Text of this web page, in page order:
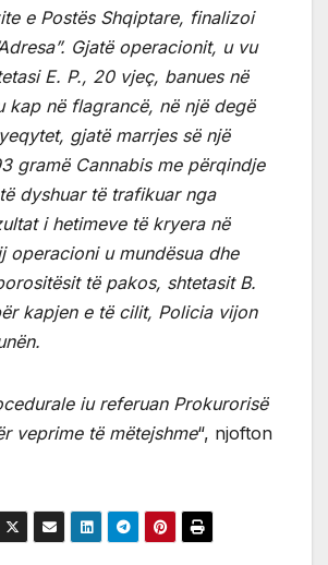
e Postës Shqiptare, finalizoi
Gjatë operacionit, u vu
E. P., 20 vjeç, banues në
kap në flagrancë, në një degë
gjatë marrjes së një
gramë Cannabis me përqindje
dyshuar të trafikuar nga
i hetimeve të kryera në
operacioni u mundësua dhe
të pakos, shtetasit B.
kapjen e të cilit, Policia vijon
iu referuan Prokurorisë
veprime të mëtejshme“, njofton